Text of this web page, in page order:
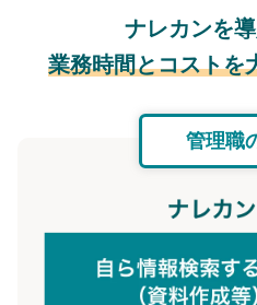
ナレカンを導
業務時間とコストを
管理職